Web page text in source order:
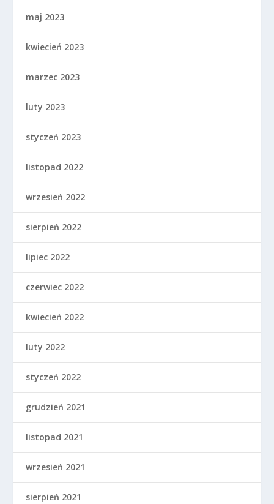
maj 2023
kwiecień 2023
marzec 2023
luty 2023
styczeń 2023
listopad 2022
wrzesień 2022
sierpień 2022
lipiec 2022
czerwiec 2022
kwiecień 2022
luty 2022
styczeń 2022
grudzień 2021
listopad 2021
wrzesień 2021
sierpień 2021